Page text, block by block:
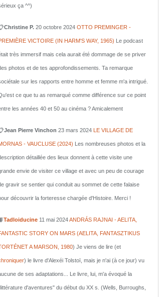
ça ^^)
Christine P. 20 octobre 2024 OTTO PREMINGER -
VICTOIRE (IN HARM'S WAY, 1965) Le podcast
très immersif mais cela aurait été dommage de se priver
photos et de tes approfondissements. Ta remarque
sur les rapports entre homme et femme m'a intrigué.
ce que tu as remarqué comme différence sur ce point
les années 40 et 50 au cinéma ? Amicalement
Jean Pierre Vinchon 23 mars 2024 LE VILLAGE DE
- VAUCLUSE (2024) Les nombreuses photos et la
détaillée des lieux donnent à cette visite une
envie de visiter ce village et avec un peu de courage
gravir se sentier qui conduit au sommet de cette falaise
découvrir la forteresse chargée d'Histoire. Merci !
Tadloiducine 11 mai 2024ANDRÁS RAJNAI - AELITA,
STORY ON MARS (AELITA, FANTASZTIKUS
A MARSON, 1980) Je viens de lire (et
) le livre d'Alexéi Tolstoï, mais je n'ai (à ce jour) vu
de ses adaptations... Le livre, lui, m'a évoqué la
d'aventures" du début du XX s. (Wells, Burroughs,